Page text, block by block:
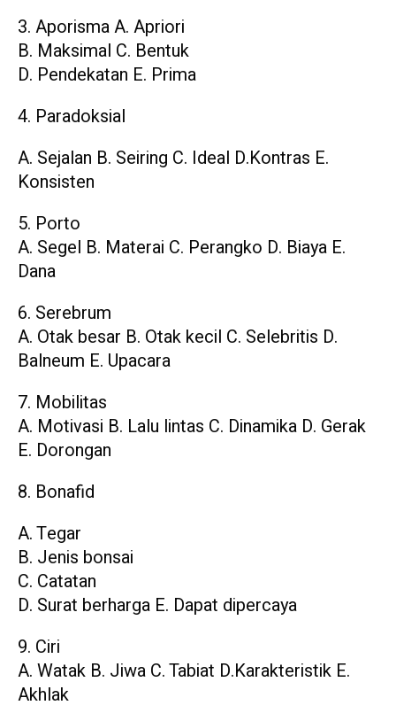
3. Aporisma A. Apriori
B. Maksimal C. Bentuk
D. Pendekatan E. Prima
4. Paradoksial
A. Sejalan B. Seiring C. Ideal D.Kontras E.
Konsisten
5. Porto
A. Segel B. Materai C. Perangko D. Biaya E.
Dana
6. Serebrum
A. Otak besar B. Otak kecil C. Selebritis D.
Balneum E. Upacara
7. Mobilitas
A. Motivasi B. Lalu lintas C. Dinamika D. Gerak
E. Dorongan
8. Bonafid
A. Tegar
B. Jenis bonsai
C. Catatan
D. Surat berharga E. Dapat dipercaya
9. Ciri
A. Watak B. Jiwa C. Tabiat D.Karakteristik E.
Akhlak